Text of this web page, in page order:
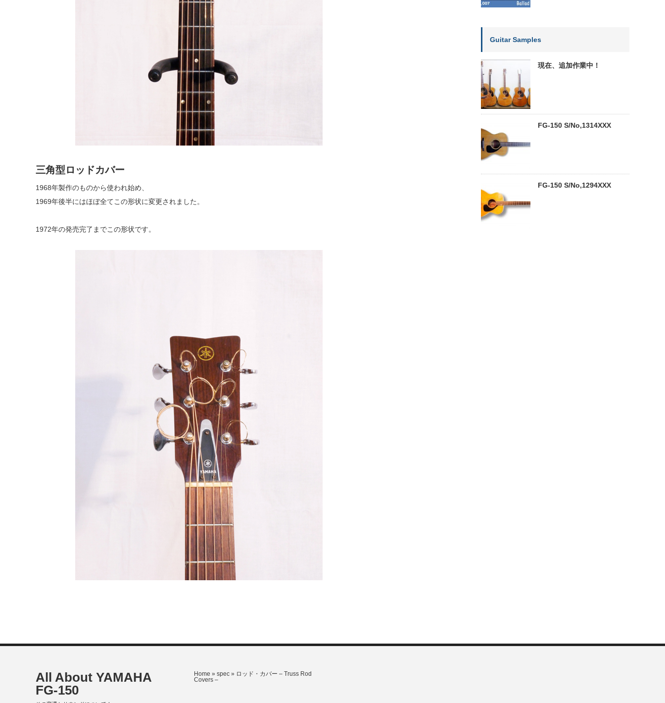
三角型ロッドカバー
1968年製作のものから使われ始め、
1969年後半にはほぼ全てこの形状に変更されました。
1972年の発売完了までこの形状です。
Guitar Samples
現在、追加作業中！
FG-150 S/No,1314XXX
FG-150 S/No,1294XXX
Home » spec » ロッド・カバー – Truss Rod
Covers –
All About YAMAHA
FG-150